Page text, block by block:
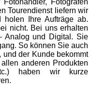
Fotografen
Tourendienst liefern wir
Ihre Aufträge ab.
nicht. Bei uns erhalten
Analog und Digital. Sie
So können Sie auch
der Kunde bekommt
anderen Produkten
haben wir kurze